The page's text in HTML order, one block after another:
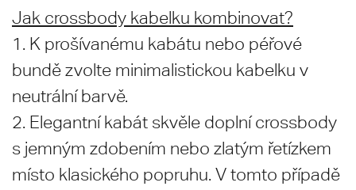
Jak crossbody kabelku kombinovat?
1. K prošívanému kabátu nebo péřové
bundě zvolte minimalistickou kabelku v
neutrální barvě.
2. Elegantní kabát skvěle doplní crossbody
s jemným zdobením nebo zlatým řetízkem
místo klasického popruhu. V tomto případě